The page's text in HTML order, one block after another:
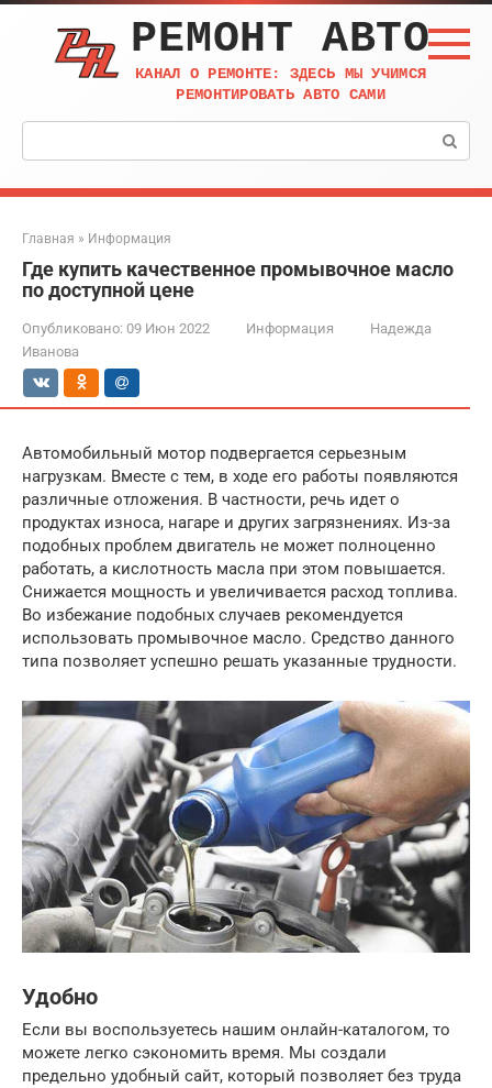
Перейти
контенту
РЕМОНТ АВТО
КАНАЛ О РЕМОНТЕ: ЗДЕСЬ МЫ УЧИМСЯ
РЕМОНТИРОВАТЬ АВТО САМИ
Поиск:
Главная » Информация
Где купить качественное промывочное масло
по доступной цене
Опубликовано: 09 Июн 2022 Информация
Надежда
Иванова
Автомобильный мотор подвергается серьезным
нагрузкам. Вместе с тем, в ходе его работы появляются
различные отложения. В частности, речь идет о
продуктах износа, нагаре и других загрязнениях. Из-за
подобных проблем двигатель не может полноценно
работать, а кислотность масла при этом повышается.
Снижается мощность и увеличивается расход топлива.
Во избежание подобных случаев рекомендуется
использовать промывочное масло. Средство данного
типа позволяет успешно решать указанные трудности.
Удобно
Если вы воспользуетесь нашим онлайн-каталогом, то
можете легко сэкономить время. Мы создали
предельно удобный сайт, который позволяет без труда